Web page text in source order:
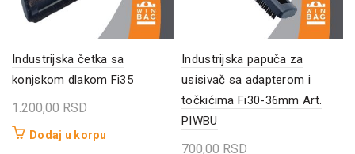
Industrijska četka sa
konjskom dlakom Fi35
1.200,00 RSD
Dodaj u korpu
Industrijska papuča za
usisivač sa adapterom i
točkićima Fi30-36mm Art.
PIWBU
700,00 RSD